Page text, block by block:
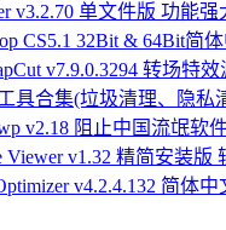
v3.2.70 单文件版 功能
CS5.1 32Bit & 64Bit简
v7.9.0.3294 转场特
具合集(垃圾清理、隐私
v2.18 阻止中国流氓软
Viewer v1.32 精简安装版
v4.2.4.132 简体